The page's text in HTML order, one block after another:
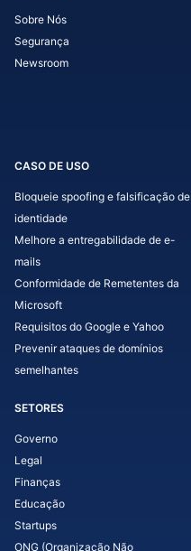
Sobre Nós
Segurança
Newsroom
CASO DE USO
Bloqueie spoofing e falsificação de
identidade
Melhore a entregabilidade de e-
mails
Conformidade de Remetentes da
Microsoft
Requisitos do Google e Yahoo
Prevenir ataques de domínios
semelhantes
SETORES
Governo
Legal
Finanças
Educação
Startups
ONG (Organização Não